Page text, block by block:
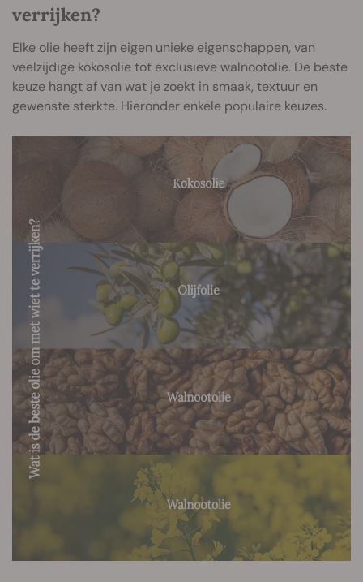
verrijken?
Elke olie heeft zijn eigen unieke eigenschappen, van
veelzijdige kokosolie tot exclusieve walnootolie. De beste
keuze hangt af van wat je zoekt in smaak, textuur en
gewenste sterkte. Hieronder enkele populaire keuzes.